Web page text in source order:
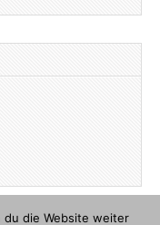
du die Website weiter